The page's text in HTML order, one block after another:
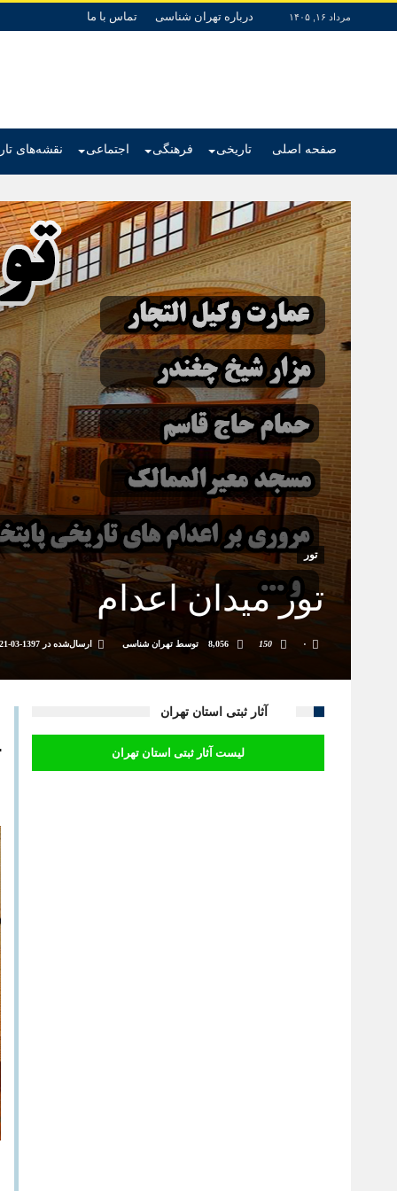
مرداد ۱۶, ۱۴۰۵ درباره تهران شناسی تماس با ما
صفحه اصلی تاریخی فرهنگی اجتماعی نقشه‌های
تور
تور میدان اعدام
توسط تهران شناسی ارسال‌شده در 1397-03-21 ۰ 150
آثار ثبتی استان تهران
لیست آثار ثبتی استان تهران